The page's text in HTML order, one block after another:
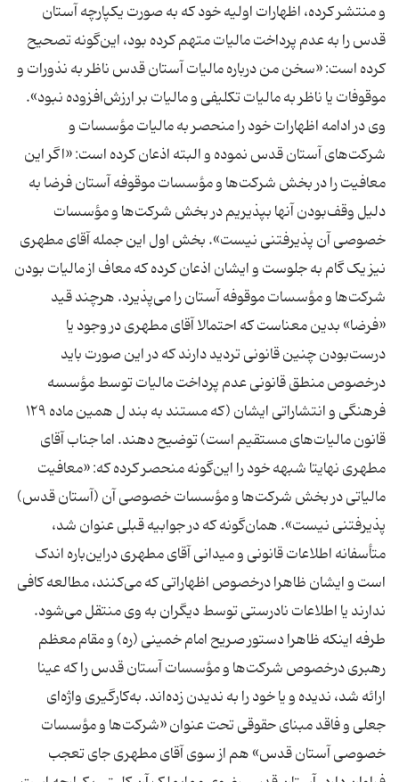
و منتشر کرده، اظهارات اولیه خود که به صورت یکپارچه آستان
قدس را به عدم پرداخت مالیات متهم کرده بود، این‌گونه تصحیح
کرده است: «سخن من درباره مالیات آستان قدس ناظر به نذورات و
موقوفات یا ناظر به مالیات تکلیفی و مالیات بر ارزش‌افزوده نبود».
وی در ادامه اظهارات خود را منحصر به مالیات مؤسسات و
شرکت‌های آستان قدس نموده و البته اذعان کرده است: «اگر این
معافیت را در بخش شرکت‌ها و مؤسسات موقوفه آستان فرضا به
دلیل وقف‌بودن آنها بپذیریم در بخش شرکت‌ها و مؤسسات
خصوصی آن پذیرفتنی نیست». بخش اول این جمله آقای مطهری
نیز یک گام به جلوست و ایشان اذعان کرده که معاف از مالیات بودن
شرکت‌ها و مؤسسات موقوفه آستان را می‌پذیرد. هرچند قید
«فرضا» بدین معناست که احتمالا آقای مطهری در وجود یا
درست‌بودن چنین قانونی تردید دارند که در این صورت باید
درخصوص منطق قانونی عدم پرداخت مالیات توسط مؤسسه
فرهنگی و انتشاراتی ایشان (که مستند به بند ل همین ماده ١٢٩
قانون مالیات‌های مستقیم است) توضیح دهند. اما جناب آقای
مطهری نهایتا شبهه خود را این‌گونه منحصر کرده که: «معافیت
مالیاتی در بخش شرکت‌ها و مؤسسات خصوصی آن (آستان قدس)
پذیرفتنی نیست». همان‌گونه که در جوابیه قبلی عنوان شد،
متأسفانه اطلاعات قانونی و میدانی آقای مطهری دراین‌باره اندک
است و ایشان ظاهرا درخصوص اظهاراتی که می‌کنند، مطالعه کافی
ندارند یا اطلاعات نادرستی توسط دیگران به وی منتقل می‌شود.
طرفه اینکه ظاهرا دستور صریح امام خمینی (ره) و مقام معظم
رهبری درخصوص شرکت‌ها و مؤسسات آستان قدس را که عینا
ارائه شد، ندیده و یا خود را به ندیدن زده‌اند. به‌کارگیری واژه‌ای
جعلی و فاقد مبنای حقوقی تحت عنوان «شرکت‌ها و مؤسسات
خصوصی آستان قدس» هم از سوی آقای مطهری جای تعجب